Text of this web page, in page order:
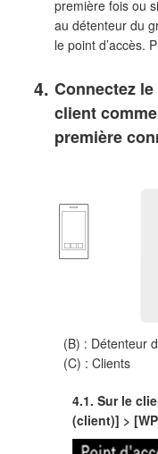
première fois ou
au détenteur du
le point d’accès.
Connectez
client
première
(B) : Détenteur
(C) : Clients
4.1. Sur le
(client)] >